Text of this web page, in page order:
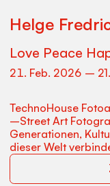
Helge
Love Peace
21. Feb. 2026 – 21.
TechnoHouse
–Street Art
Generationen,
dieser Welt